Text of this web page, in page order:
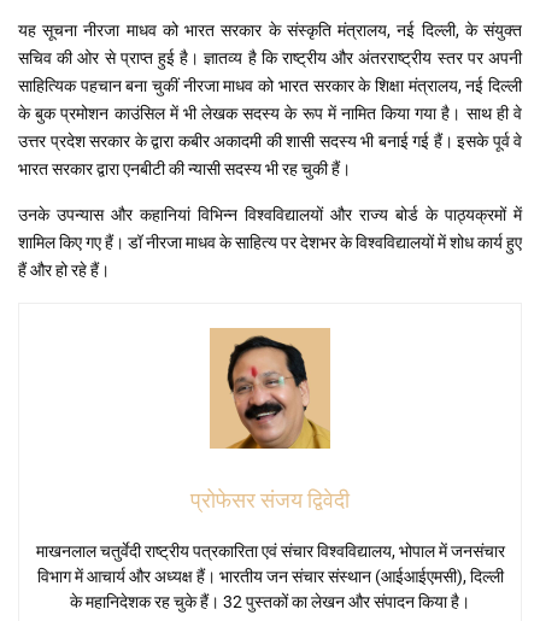
यह सूचना नीरजा माधव को भारत सरकार के संस्कृति मंत्रालय, नई दिल्ली, के संयुक्त
सचिव की ओर से प्राप्त हुई है। ज्ञातव्य है कि राष्ट्रीय और अंतरराष्ट्रीय स्तर पर अपनी
साहित्यिक पहचान बना चुकीं नीरजा माधव को भारत सरकार के शिक्षा मंत्रालय, नई दिल्ली
के बुक प्रमोशन काउंसिल में भी लेखक सदस्य के रूप में नामित किया गया है। साथ ही वे
उत्तर प्रदेश सरकार के द्वारा कबीर अकादमी की शासी सदस्य भी बनाई गई हैं। इसके पूर्व वे
भारत सरकार द्वारा एनबीटी की न्यासी सदस्य भी रह चुकी हैं।
उनके उपन्यास और कहानियां विभिन्न विश्वविद्यालयों और राज्य बोर्ड के पाठ्यक्रमों में
शामिल किए गए हैं। डॉ नीरजा माधव के साहित्य पर देशभर के विश्वविद्यालयों में शोध कार्य हुए
हैं और हो रहे हैं।
प्रोफेसर संजय द्विवेदी
माखनलाल चतुर्वेदी राष्ट्रीय पत्रकारिता एवं संचार विश्वविद्यालय, भोपाल में जनसंचार
विभाग में आचार्य और अध्यक्ष हैं। भारतीय जन संचार संस्थान (आईआईएमसी), दिल्ली
के महानिदेशक रह चुके हैं। 32 पुस्तकों का लेखन और संपादन किया है।